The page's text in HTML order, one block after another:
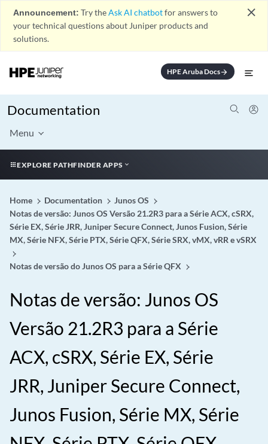
Announcement: Try theAsk AI chatbotfor answers to
your technical questions about Juniper products and
solutions.
close
HPE Aruba Docsarrow_forward
Documentation
Menu
EXPLORE PATHFINDER APPS
Home Documentation
Junos OS
Notas de versão: Junos OS Versão 21.2R3 para a Série ACX, cSRX,
Série EX, Série JRR, Juniper Secure Connect, Junos Fusion, Série
MX, Série NFX, Série PTX, Série QFX, Série SRX, vMX, vRR e vSRX
Notas de versão do Junos OS para a Série QFX
Notas de versão: Junos OS
Versão 21.2R3 para a Série
ACX, cSRX, Série EX, Série
JRR, Juniper Secure Connect,
Junos Fusion, Série MX, Série